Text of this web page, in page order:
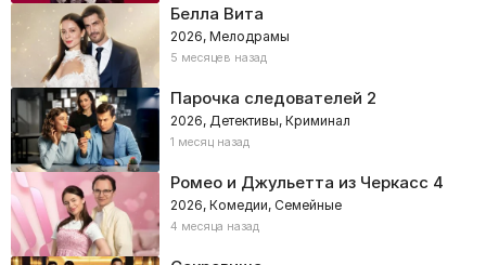
Белла Вита
2026, Мелодрамы
5 месяцев назад
Парочка следователей 2
2026, Детективы, Криминал
1 месяц назад
Ромео и Джульетта из Черкасс 4
2026, Комедии, Семейные
4 месяца назад